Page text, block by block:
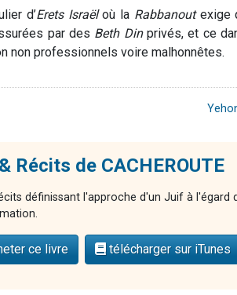
d’Erets Israëloù la Rabbanoutexige
par des Beth Dinprivés, et ce
non professionnels voire malhonnêtes.
Récits de CACHEROUTE
définissant l'approche d'un Juif à l'égard
ce livre télécharger sur iTunes